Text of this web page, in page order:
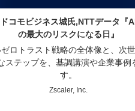
ドコモビジネス城氏,NTTデータ『
の最大のリスクになる日』
ロトラスト戦略の全体像と、次
ステップを、基調講演や企業事例
す。
Zscaler, Inc.